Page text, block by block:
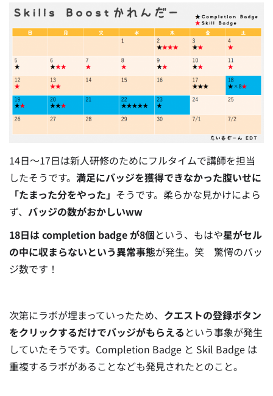
14日〜17日は新人研修のためにフルタイムで講師を担当
したそうです。 満足にバッジを獲得できなかった腹いせに
「たまった分をやった」 そうです。柔らかな見かけによら
ず、 バッジの数がおかしいww
18日は completion badge が8個という、もはや星がセル
の中に収まらないという異常事態が発生。笑 驚愕のバッ
ジ数です！
次第にラボが埋まっていったため、 クエストの登録ボタン
をクリックするだけでバッジがもらえる という事象が発生
していたそうです。Completion Badge と Skil Badge は
重複するラボがあることなども発見されたとのこと。